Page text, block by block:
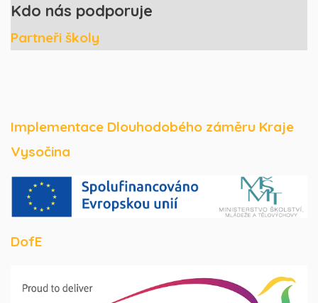
Kdo nás podporuje
Partneři školy
Implementace Dlouhodobého záměru Kraje
Vysočina
DofE